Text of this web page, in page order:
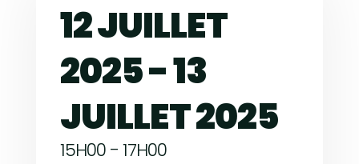
12 JUILLET
2025 - 13
JUILLET 2025
15H00 - 17H00